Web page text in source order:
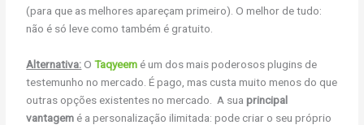
(para que as melhores apareçam primeiro). O melhor de tudo:
não é só leve como também é gratuito.
Alternativa:OTaqyeem é um dos mais poderosos plugins de
testemunho no mercado. É pago, mas custa muito menos do que
outras opções existentes no mercado. A suaprincipal
vantagem é a personalização ilimitada: pode criar o seu próprio